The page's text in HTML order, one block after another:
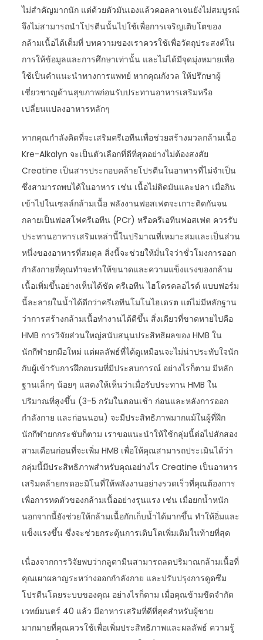
ไม่สำคัญมากนัก แต่ด้วยตัวมันเองแล้วคอลลาเจนยังไม่สมบูรณ์
จึงไม่สามารถนำโปรตีนนั้นไปใช้เพื่อการเจริญเติบโตของ
กล้ามเนื้อได้เต็มที่ บทความของเราควรใช้เพื่อวัตถุประสงค์ใน
การให้ข้อมูลและการศึกษาเท่านั้น และไม่ได้มีจุดมุ่งหมายเพื่อ
ใช้เป็นคำแนะนำทางการแพทย์ หากคุณกังวล ให้ปรึกษาผู้
เชี่ยวชาญด้านสุขภาพก่อนรับประทานอาหารเสริมหรือ
เปลี่ยนแปลงอาหารหลักๆ
หากคุณกำลังคิดที่จะเสริมครีเอทีนเพื่อช่วยสร้างมวลกล้ามเนื้อ
Kre-Alkalyn จะเป็นตัวเลือกที่ดีที่สุดอย่างไม่ต้องสงสัย
Creatine เป็นสารประกอบคล้ายโปรตีนในอาหารที่ไม่จำเป็น
ซึ่งสามารถพบได้ในอาหาร เช่น เนื้อไม่ติดมันและปลา เมื่อกิน
เข้าไปในเซลล์กล้ามเนื้อ พลังงานฟอสเฟตจะเกาะติดกันจน
กลายเป็นฟอสโฟครีเอทีน (PCr) หรือครีเอทีนฟอสเฟต ควรรับ
ประทานอาหารเสริมเหล่านี้ในปริมาณที่เหมาะสมและเป็นส่วน
หนึ่งของอาหารที่สมดุล สิ่งนี้จะช่วยให้มั่นใจว่าชั่วโมงการออก
กำลังกายที่คุณทำจะทำให้ขนาดและความแข็งแรงของกล้าม
เนื้อเพิ่มขึ้นอย่างเห็นได้ชัด ครีเอทีน ไฮโดรคลอไรด์ แบบฟอร์ม
นี้ละลายในน้ำได้ดีกว่าครีเอทีนโมโนไฮเดรต แต่ไม่มีหลักฐาน
ว่าการสร้างกล้ามเนื้อทำงานได้ดีขึ้น สิ่งเดียวที่ขาดหายไปคือ
HMB การวิจัยส่วนใหญ่สนับสนุนประสิทธิผลของ HMB ใน
นักกีฬายกมือใหม่ แต่ผลลัพธ์ที่ได้ดูเหมือนจะไม่น่าประทับใจนัก
กับผู้เข้ารับการฝึกอบรมที่มีประสบการณ์ อย่างไรก็ตาม มีหลัก
ฐานเล็กๆ น้อยๆ แสดงให้เห็นว่าเมื่อรับประทาน HMB ใน
ปริมาณที่สูงขึ้น (3-5 กรัมในตอนเช้า ก่อนและหลังการออก
กำลังกาย และก่อนนอน) จะมีประสิทธิภาพมากแม้ในผู้ที่ฝึก
นักกีฬายกกระชับก็ตาม เราขอแนะนำให้ใช้กลุ่มนี้ต่อไปสักสอง
สามเดือนก่อนที่จะเพิ่ม HMB เพื่อให้คุณสามารถประเมินได้ว่า
กลุ่มนี้มีประสิทธิภาพสำหรับคุณอย่างไร Creatine เป็นอาหาร
เสริมคล้ายกรดอะมิโนที่ให้พลังงานอย่างรวดเร็วที่คุณต้องการ
เพื่อการหดตัวของกล้ามเนื้ออย่างรุนแรง เช่น เมื่อยกน้ำหนัก
นอกจากนี้ยังช่วยให้กล้ามเนื้อกักเก็บน้ำได้มากขึ้น ทำให้อิ่มและ
แข็งแรงขึ้น ซึ่งจะช่วยกระตุ้นการเติบโตเพิ่มเติมในท้ายที่สุด
เนื่องจากการวิจัยพบว่ากลูตามีนสามารถลดปริมาณกล้ามเนื้อที่
คุณเผาผลาญระหว่างออกกำลังกาย และปรับปรุงการดูดซึม
โปรตีนโดยระบบของคุณ อย่างไรก็ตาม เมื่อคุณข้ามขีดจำกัด
เวทย์มนตร์ 40 แล้ว มีอาหารเสริมที่ดีที่สุดสำหรับผู้ชาย
มากมายที่คุณควรใช้เพื่อเพิ่มประสิทธิภาพและผลลัพธ์ ความรู้